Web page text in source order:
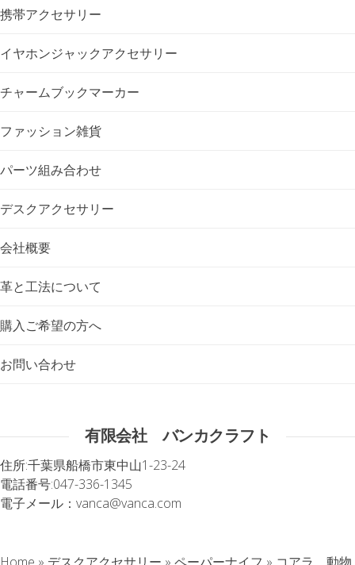
ョ
ン
携帯アクセサリー
イヤホンジャックアクセサリー
チャームブックマーカー
ファッション雑貨
パーツ組み合わせ
デスクアクセサリー
会社概要
革と工法について
購入ご希望の方へ
お問い合わせ
有限会社 バンカクラフト
住所:千葉県船橋市東中山1-23-24
電話番号:047-336-1345
電子メール： vanca@vanca.com